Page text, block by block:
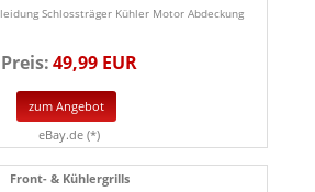
Schlossträger Kühler Motor Abdeckung
Preis:49,99 EUR
zum Angebot
eBay.de (*)
Front- & Kühlergrills